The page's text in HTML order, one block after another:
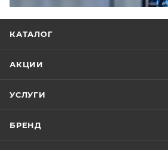
КАТАЛОГ
АКЦИИ
УСЛУГИ
БРЕНД